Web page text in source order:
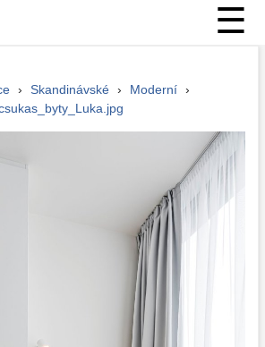
☰
› Skandinávské › Moderní ›